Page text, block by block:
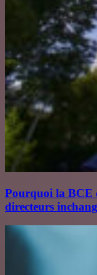
Pourquoi la BCE
directeurs